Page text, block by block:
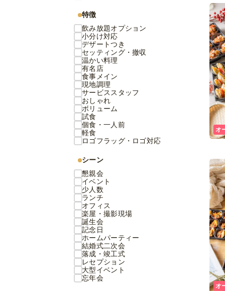
オ
オ
特徴
飲み放題オプション
小分け対応
デザートつき
セッティング・撤収
温かい料理
有名店
食事メイン
現地調理
サービススタッフ
おしゃれ
ボリューム
試食
個食・一人前
軽食
ロゴフラッグ・ロゴ対応
シーン
懇親会
イベント
少人数
ランチ
オフィス
楽屋・撮影現場
誕生会
記念日
ホームパーティー
結婚式二次会
落成・竣工式
レセプション
大型イベント
忘年会